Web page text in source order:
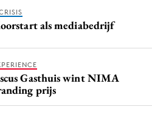
als mediabedrijf
Gasthuis wint NIMA
prijs